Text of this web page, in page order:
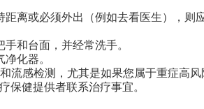
离或必须外出（例如去看医生），则应
和台面，并经常洗手。
化器。
流感检测，尤其是如果您属于重症高
健提供者联系治疗事宜。